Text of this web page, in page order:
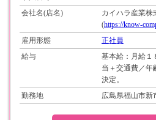
会社名(店名)
カイハラ産業株
(https://know-
雇用形態
正社員
給与
基本給：月給１
当＋交通費／年
決定。
勤務地
広島県福山市